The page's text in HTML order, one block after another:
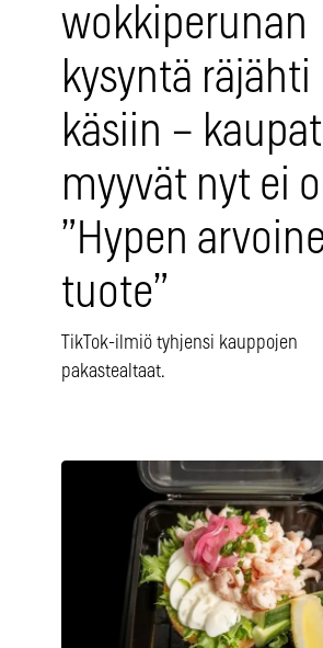
wokkiperunan
kysyntä räjähti
käsiin – kaupat
myyvät nyt ei
”Hypen
tuote”
TikTok-ilmiö tyhjensi kauppojen
pakastealtaat.